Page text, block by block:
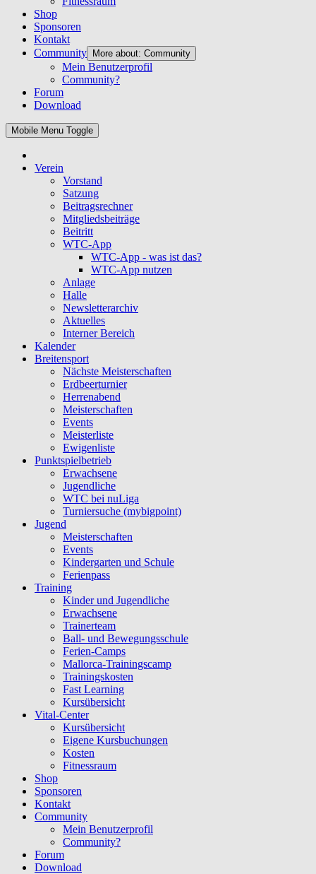
Shop
Sponsoren
Kontakt
Community
More about: Community
Mein Benutzerprofil
Community?
Forum
Download
Mobile Menu Toggle
Verein
Vorstand
Satzung
Beitragsrechner
Mitgliedsbeiträge
Beitritt
WTC-App
WTC-App - was ist das?
WTC-App nutzen
Anlage
Halle
Newsletterarchiv
Aktuelles
Interner Bereich
Kalender
Breitensport
Nächste Meisterschaften
Erdbeerturnier
Herrenabend
Meisterschaften
Events
Meisterliste
Ewigenliste
Punktspielbetrieb
Erwachsene
Jugendliche
WTC bei nuLiga
Turniersuche (mybigpoint)
Jugend
Meisterschaften
Events
Kindergarten und Schule
Ferienpass
Training
Kinder und Jugendliche
Erwachsene
Trainerteam
Ball- und Bewegungsschule
Ferien-Camps
Mallorca-Trainingscamp
Trainingskosten
Fast Learning
Kursübersicht
Vital-Center
Kursübersicht
Eigene Kursbuchungen
Kosten
Fitnessraum
Shop
Sponsoren
Kontakt
Community
Mein Benutzerprofil
Community?
Forum
Download